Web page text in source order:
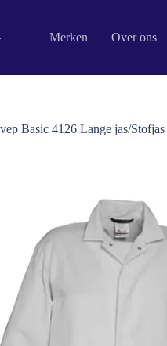
Merken Over ons
Basic 4126 Lange jas/Stofjas